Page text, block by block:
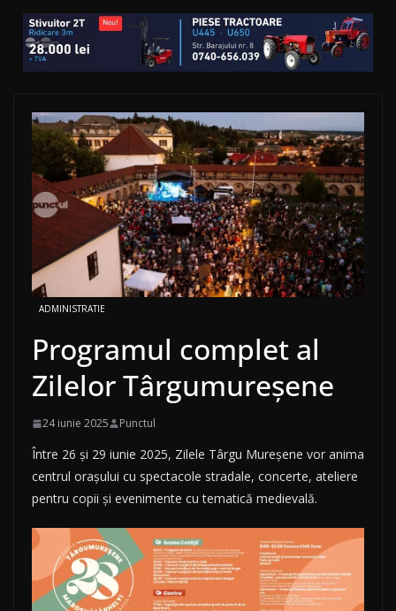
ADMINISTRATIE
Programul complet al
Zilelor Târgumureșene
24 iunie 2025 Punctul
Între 26 și 29 iunie 2025, Zilele Târgu Mureșene vor anima
centrul orașului cu spectacole stradale, concerte, ateliere
pentru copii și evenimente cu tematică medievală.